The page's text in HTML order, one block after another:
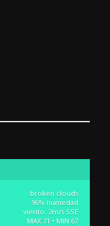
broken clouds
96% humedad
viento: 2m/s SSE
MAX 71 • MIN 67